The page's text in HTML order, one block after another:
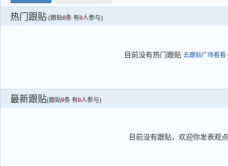
热门跟贴 (跟贴0条 有0人参与)
目前没有热门跟贴 去跟贴广场看看
最新跟贴(跟贴0条 有0人参与)
目前没有跟贴，欢迎你发表观点